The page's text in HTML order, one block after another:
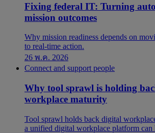
Fixing federal IT: Turning
mission outcomes
Why mission readiness depends on
to real-time action.
26 พ.ค. 2026
Connect and support people
Why tool sprawl is holding
workplace maturity
Tool sprawl holds back digital
a unified digital workplace platform can